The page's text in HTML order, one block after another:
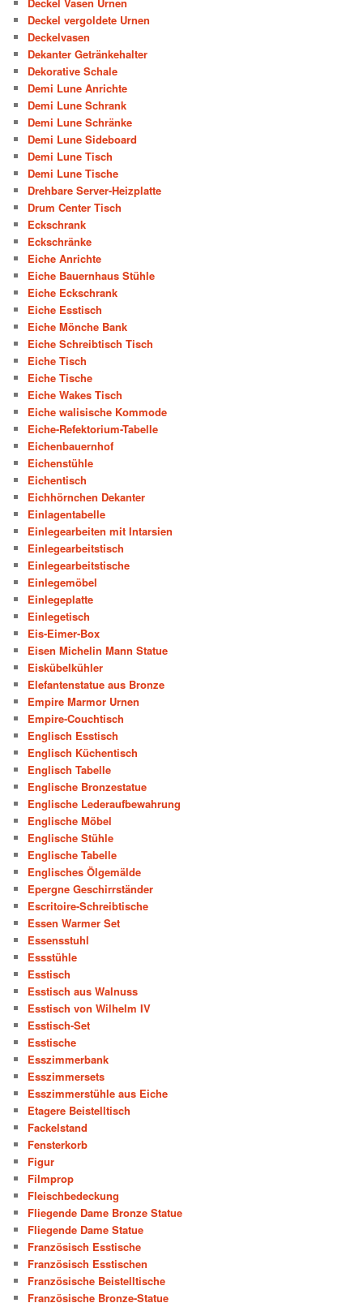
Deckel vergoldete Urnen
Deckelvasen
Dekanter Getränkehalter
Dekorative Schale
Demi Lune Anrichte
Demi Lune Schrank
Demi Lune Schränke
Demi Lune Sideboard
Demi Lune Tisch
Demi Lune Tische
Drehbare Server-Heizplatte
Drum Center Tisch
Eckschrank
Eckschränke
Eiche Anrichte
Eiche Bauernhaus Stühle
Eiche Eckschrank
Eiche Esstisch
Eiche Mönche Bank
Eiche Schreibtisch Tisch
Eiche Tisch
Eiche Tische
Eiche Wakes Tisch
Eiche walisische Kommode
Eiche-Refektorium-Tabelle
Eichenbauernhof
Eichenstühle
Eichentisch
Eichhörnchen Dekanter
Einlagentabelle
Einlegearbeiten mit Intarsien
Einlegearbeitstisch
Einlegearbeitstische
Einlegemöbel
Einlegeplatte
Einlegetisch
Eis-Eimer-Box
Eisen Michelin Mann Statue
Eiskübelkühler
Elefantenstatue aus Bronze
Empire Marmor Urnen
Empire-Couchtisch
Englisch Esstisch
Englisch Küchentisch
Englisch Tabelle
Englische Bronzestatue
Englische Lederaufbewahrung
Englische Möbel
Englische Stühle
Englische Tabelle
Englisches Ölgemälde
Epergne Geschirrständer
Escritoire-Schreibtische
Essen Warmer Set
Essensstuhl
Essstühle
Esstisch
Esstisch aus Walnuss
Esstisch von Wilhelm IV
Esstisch-Set
Esstische
Esszimmerbank
Esszimmersets
Esszimmerstühle aus Eiche
Etagere Beistelltisch
Fackelstand
Fensterkorb
Figur
Filmprop
Fleischbedeckung
Fliegende Dame Bronze Statue
Fliegende Dame Statue
Französisch Esstische
Französisch Esstischen
Französische Beistelltische
Französische Bronze-Statue